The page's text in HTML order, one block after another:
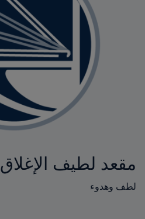
مقعد لطيف الإغلاق
لطف وهدوء